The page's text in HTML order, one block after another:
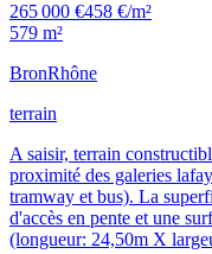
265 000 €458 €/m²
579 m²
BronRhône
terrain
A saisir, terrain
proximité des galeries
tramway et bus). La
d'accès en pente et une
(longueur: 24,50m X